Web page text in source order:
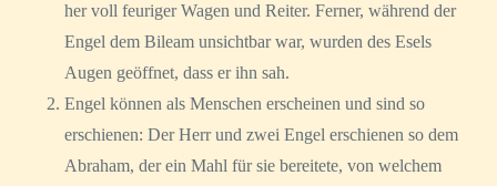
her voll feuriger Wagen und Reiter. Ferner, während der
Engel dem Bileam unsichtbar war, wurden des Esels
Augen geöffnet, dass er ihn sah.
Engel können als Menschen erscheinen und sind so
erschienen: Der Herr und zwei Engel erschienen so dem
Abraham, der ein Mahl für sie bereitete, von welchem